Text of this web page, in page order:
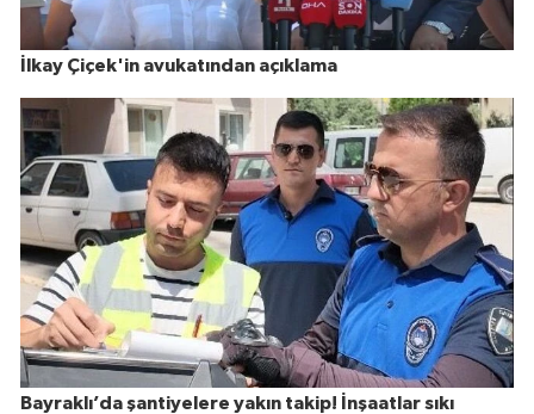
İlkay Çiçek'in avukatından açıklama
Bayraklı’da şantiyelere yakın takip! İnşaatlar sıkı